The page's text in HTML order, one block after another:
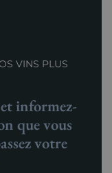
VINS PLUS
informez-
que vous
votre